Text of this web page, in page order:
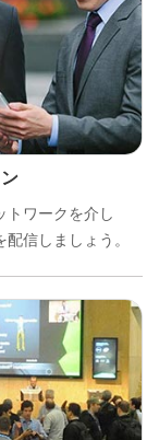
ワークを介し
信しましょう。